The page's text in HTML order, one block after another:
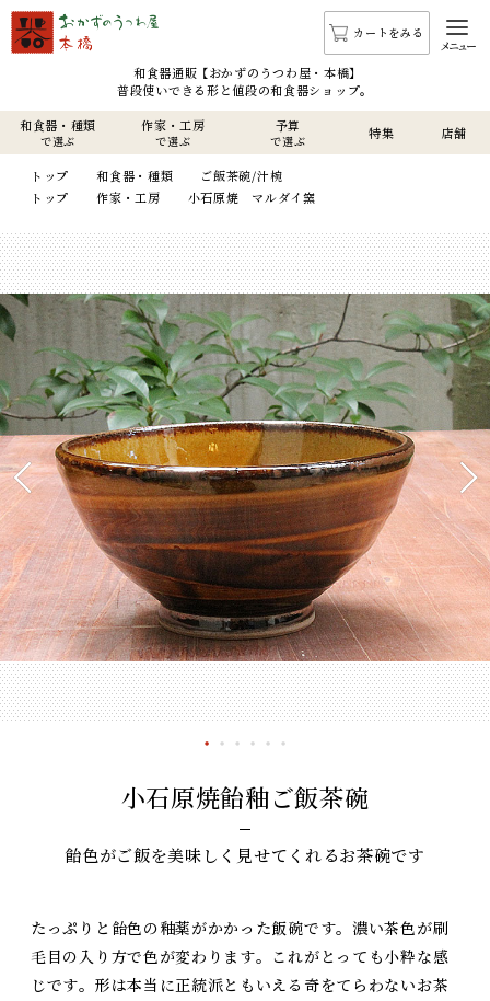
カートをみる
メニュー
和食器通販 【おかずのうつわ屋・本橋】
普段使いできる形と値段の和食器ショップ。
和食器・種類
で選ぶ
作家・工房
で選ぶ
予算
で選ぶ 特集 店舗
トップ 和食器・種類
ご飯茶碗/汁椀
トップ
作家・工房 小石原焼 マルダイ窯
小石原焼飴釉ご飯茶碗
飴色がご飯を美味しく見せてくれるお茶碗です
たっぷりと飴色の釉薬がかかった飯碗です。濃い茶色が刷
毛目の入り方で色が変わります。これがとっても小粋な感
じです。形は本当に正統派ともいえる奇をてらわないお茶